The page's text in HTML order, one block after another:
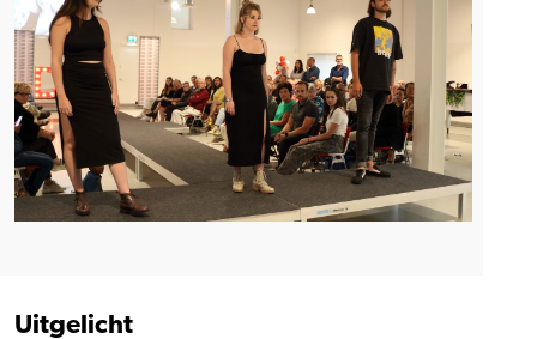
Uitgelicht